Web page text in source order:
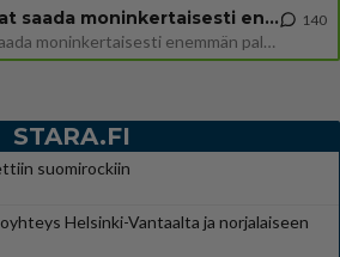
Datakeskukset voivat saada moninkertaisesti enemmän palautuksia kuin mitä ne maksavat veroja
”Datakeskukset voivat saada moninkertaisesti enemmän palautuksia kuin mitä ne maksavat veroja”, sanoo professori Jussi K
140
STARA.FI
suomirockiin
Helsinki-Vantaalta ja norjalaiseen